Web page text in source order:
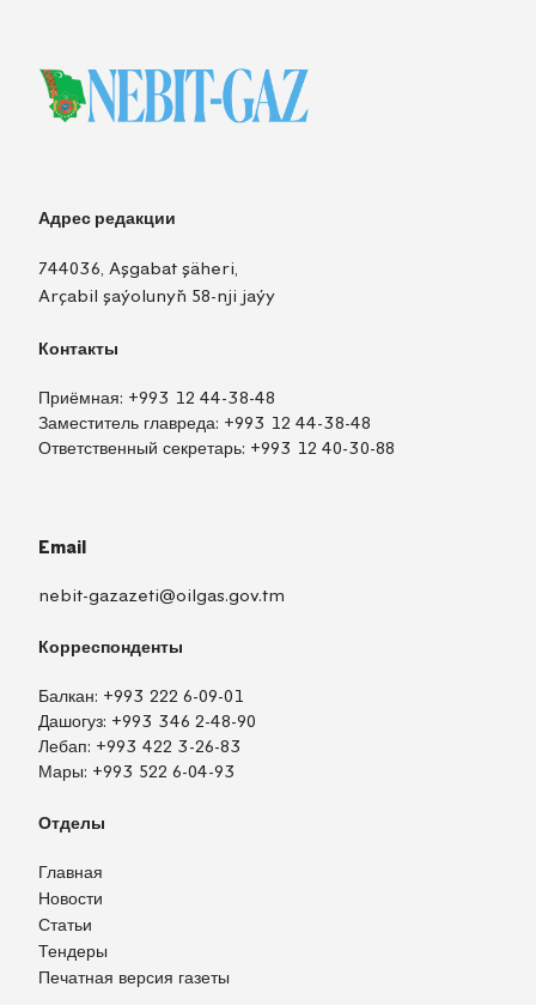
Адрес редакции
744036, Aşgabat şäheri,
Arçabil şaýolunyň 58-nji jaýy
Контакты
Приёмная: +993 12 44-38-48
Заместитель главреда: +993 12 44-38-48
Ответственный секретарь: +993 12 40-30-88
Email
nebit-gazazeti@oilgas.gov.tm
Корреспонденты
Балкан: +993 222 6-09-01
Дашогуз: +993 346 2-48-90
Лебап: +993 422 3-26-83
Мары: +993 522 6-04-93
Отделы
Главная
Новости
Статьи
Тендеры
Печатная версия газеты